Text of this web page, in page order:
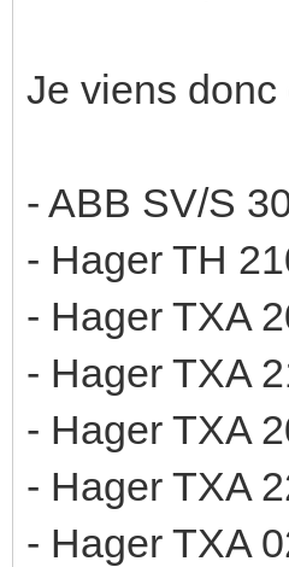
Je viens
- ABB SV/S
- Hager TH
- Hager TXA
- Hager TXA
- Hager TXA
- Hager TXA
- Hager TXA